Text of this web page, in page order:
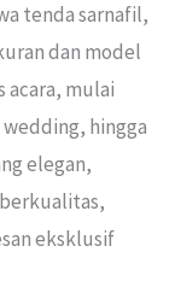
tenda sarnafil,
dan model
acara, mulai
hingga
elegan,
eksklusif